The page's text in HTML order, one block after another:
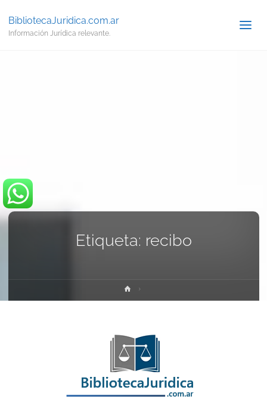
BibliotecaJuridica.com.ar
Información Jurídica relevante.
Etiqueta: recibo
Inicio